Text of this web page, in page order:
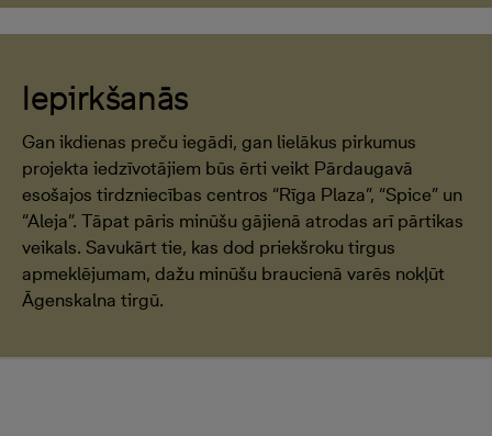
Iepirkšanās
Gan ikdienas preču iegādi, gan lielākus pirkumus
projekta iedzīvotājiem būs ērti veikt Pārdaugavā
esošajos tirdzniecības centros “Rīga Plaza”, “Spice” un
“Aleja”. Tāpat pāris minūšu gājienā atrodas arī pārtikas
veikals. Savukārt tie, kas dod priekšroku tirgus
apmeklējumam, dažu minūšu braucienā varēs nokļūt
Āgenskalna tirgū.